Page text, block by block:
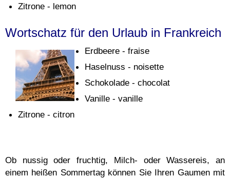
Zitrone - lemon
Wortschatz für den Urlaub in Frankreich
Erdbeere - fraise
Haselnuss - noisette
Schokolade - chocolat
Vanille - vanille
Zitrone - citron
Ob nussig oder fruchtig, Milch- oder Wassereis, an
einem heißen Sommertag können Sie Ihren Gaumen mit